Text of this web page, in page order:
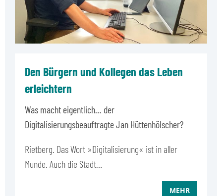
Den Bürgern und Kollegen das Leben
erleichtern
Was macht eigentlich… der
Digitalisierungsbeauftragte Jan Hüttenhölscher?
Rietberg. Das Wort »Digitalisierung« ist in aller
Munde. Auch die Stadt…
MEHR